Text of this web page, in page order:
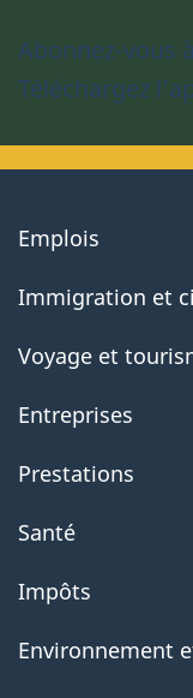
Abonnez-vous
Téléchargez
About
Emplois
Immigration et
Voyage et
Entreprises
Prestations
Santé
Impôts
Environnement